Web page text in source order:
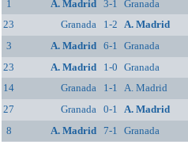
1
A. Madrid 3-1 Granada
23
Granada 1-2 A. Madrid
3
A. Madrid 6-1 Granada
23
A. Madrid 1-0 Granada
14
Granada 1-1 A. Madrid
27
Granada 0-1 A. Madrid
8
A. Madrid 7-1 Granada